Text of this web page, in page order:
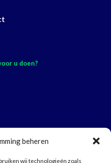
beheren
wij technologieën zoals
u doen?